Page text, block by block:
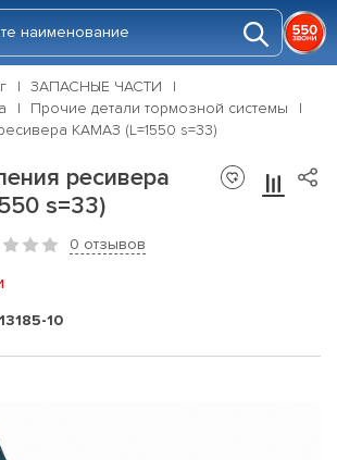
ЗАПАСНЫЕ ЧАСТИ
Прочие детали тормозной системы
КАМАЗ (L=1550 s=33)
ресивера
s=33)
0 отзывов
10